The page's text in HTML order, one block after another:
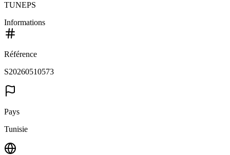
TUNEPS
Informations
Référence
S20260510573
Pays
Tunisie